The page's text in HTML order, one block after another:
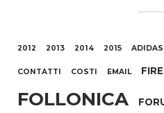
2012 2013 2014 2015 ADIDAS
CONTATTI COSTI EMAIL
FOLLONICA